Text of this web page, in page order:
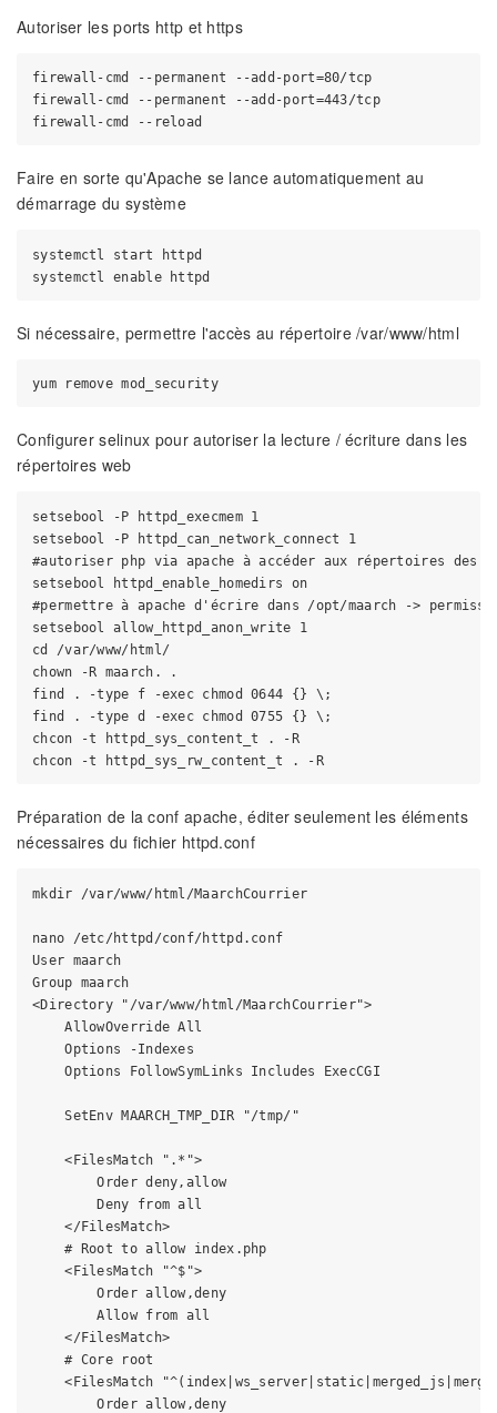
Autoriser les ports http et https
firewall-cmd --permanent --add-port=80/tcp
firewall-cmd --permanent --add-port=443/tcp
Faire en sorte qu'Apache se lance automatiquement au
démarrage du système
systemctl start httpd
Si nécessaire, permettre l'accès au répertoire /var/www/html
yum remove mod_security
Configurer selinux pour autoriser la lecture / écriture dans les
répertoires web
setsebool -P httpd_execmem 1
setsebool -P httpd_can_network_connect 1
#autoriser php via apache à accéder aux répertoires des
setsebool httpd_enable_homedirs on
#permettre à apache d'écrire dans /opt/maarch ->
setsebool allow_httpd_anon_write 1
cd /var/www/html/
chown -R maarch. .
find . -type f -exec chmod 0644 {} \;
find . -type d -exec chmod 0755 {} \;
chcon -t httpd_sys_content_t . -R
chcon -t httpd_sys_rw_content_t . -R
Préparation de la conf apache, éditer seulement les éléments
nécessaires du fichier httpd.conf
mkdir /var/www/html/MaarchCourrier
nano /etc/httpd/conf/httpd.conf
User maarch
Group maarch
<Directory "/var/www/html/MaarchCourrier">
    AllowOverride All
    Options -Indexes
    Options FollowSymLinks Includes ExecCGI
    SetEnv MAARCH_TMP_DIR "/tmp/"
    <FilesMatch ".*">
        Order deny,allow
        Deny from all
    </FilesMatch>
    # Root to allow index.php
    <FilesMatch "^$">
        Order allow,deny
        Allow from all
    </FilesMatch>
    # Core root
<FilesMatch
        Order allow,deny